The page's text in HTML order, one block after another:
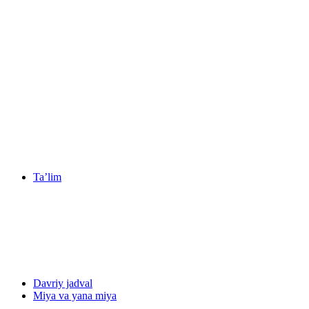
Ta’lim
Davriy jadval
Miya va yana miya